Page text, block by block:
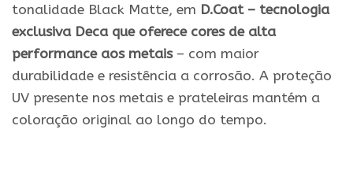
tonalidade Black Matte, em D.Coat – tecnologia
exclusiva Deca que oferece cores de alta
performance aos metais– com maior
durabilidade e resistência a corrosão. A proteção
UV presente nos metais e prateleiras mantém a
coloração original ao longo do tempo.